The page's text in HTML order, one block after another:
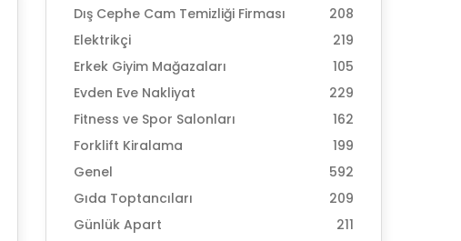
Dış Cephe Cam Temizliği Firması
208
Elektrikçi
219
Erkek Giyim Mağazaları
105
Evden Eve Nakliyat
229
Fitness ve Spor Salonları
162
Forklift Kiralama
199
Genel
592
Gıda Toptancıları
209
Günlük Apart
211